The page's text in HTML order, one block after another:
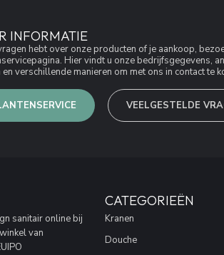
INFORMATIE
hebt over onze producten of je aankoop,
Hier vindt u onze bedrijfsgegevens,
verschillende manieren om met ons in contact te
VEELGESTELDE
sanitair online bij
van
CATEGORIEËN
Kranen
Douche